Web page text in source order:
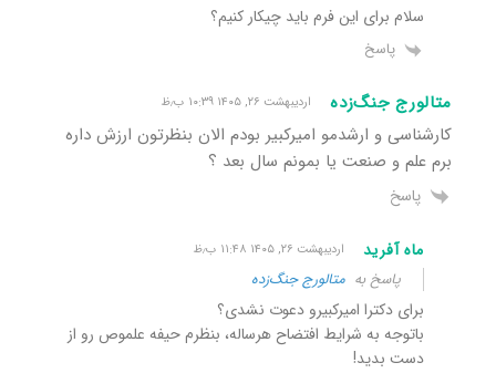
سلام برای این فرم باید چیکار کنیم؟
پاسخ
متالورج جنگ‌زده اردیبهشت ۲۶, ۱۴۰۵ ۱۰:۳۹ ب٫ظ
کارشناسی و ارشدمو امیرکبیر بودم الان بنظرتون ارزش داره
برم علم و صنعت یا بمونم سال بعد ؟
پاسخ
ماه آفرید اردیبهشت ۲۶, ۱۴۰۵ ۱۱:۴۸ ب٫ظ
پاسخ به متالورج جنگ‌زده
برای دکترا امیرکبیرو دعوت نشدی؟
باتوجه به شرایط افتضاح هرساله، بنظرم حیفه علموص رو از
دست بدید!